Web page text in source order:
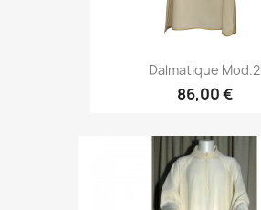
Dalmatique Mod.2
86,00 €